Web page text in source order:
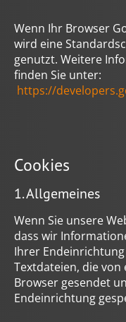
Wenn Ihr Browser
wird eine
genutzt. Weitere
finden Sie unter:
https://
Cookies
1. Allgemeines
Wenn Sie unsere
dass wir
Ihrer
Textdateien, die von
Browser gesendet
Endeinrichtung